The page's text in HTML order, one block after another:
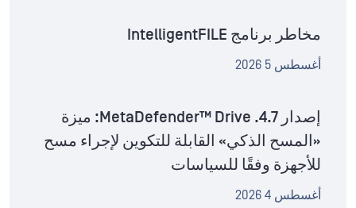
مخاطر برنامج IntelligentFILE
أغسطس 5 2026
إصدار MetaDefender™ Drive .4.7: ميزة
«المسح الذكي» القابلة للتكوين لإجراء مسح
للأجهزة وفقًا للسياسات
أغسطس 4 2026